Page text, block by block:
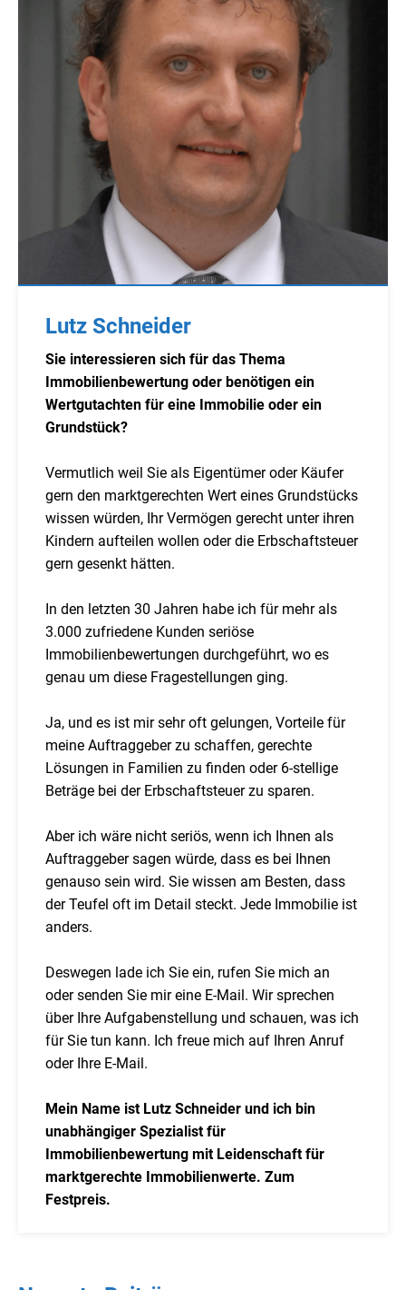
Lutz Schneider
Sie interessieren sich für das Thema
Immobilienbewertung oder benötigen ein
Wertgutachten für eine Immobilie oder ein
Grundstück?
Vermutlich weil Sie als Eigentümer oder Käufer
gern den marktgerechten Wert eines Grundstücks
wissen würden, Ihr Vermögen gerecht unter ihren
Kindern aufteilen wollen oder die Erbschaftsteuer
gern gesenkt hätten.
In den letzten 30 Jahren habe ich für mehr als
3.000 zufriedene Kunden seriöse
Immobilienbewertungen durchgeführt, wo es
genau um diese Fragestellungen ging.
Ja, und es ist mir sehr oft gelungen, Vorteile für
meine Auftraggeber zu schaffen, gerechte
Lösungen in Familien zu finden oder 6-stellige
Beträge bei der Erbschaftsteuer zu sparen.
Aber ich wäre nicht seriös, wenn ich Ihnen als
Auftraggeber sagen würde, dass es bei Ihnen
genauso sein wird. Sie wissen am Besten, dass
der Teufel oft im Detail steckt. Jede Immobilie ist
anders.
Deswegen lade ich Sie ein, rufen Sie mich an
oder senden Sie mir eine E-Mail. Wir sprechen
über Ihre Aufgabenstellung und schauen, was ich
für Sie tun kann. Ich freue mich auf Ihren Anruf
oder Ihre E-Mail.
Mein Name ist Lutz Schneider und ich bin
unabhängiger Spezialist für
Immobilienbewertung mit Leidenschaft für
marktgerechte Immobilienwerte. Zum
Festpreis.